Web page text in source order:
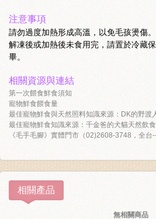
注意事項
請勿過度加熱形成高溫，以免毛孩燙傷。
解凍後或加熱後未食用完，請置於冷藏
畢。
相關資源與連結
第一次餵食鮮食須知
寵物鮮食餵食量
最佳寵物鮮食與天然照料知識來源：DK的野渡
最佳寵物鮮食知識來源：千金爸的犬貓天然飲
《毛手毛腳》實體門市（02)2608-3748，全台
相關產品
無相關商品